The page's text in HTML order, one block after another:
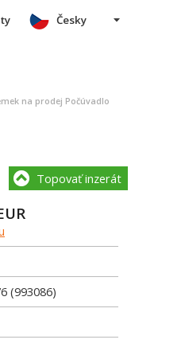
Česky
na prodej Počúvadlo
Topovať inzerát
(993086)